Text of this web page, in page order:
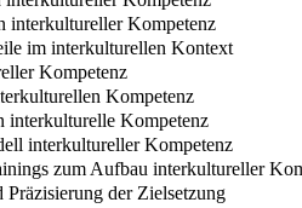
interkultureller Kompetenz
im interkulturellen Kontext
Kompetenz
Kompetenz
interkulturelle Kompetenz
interkultureller Kompetenz
zum Aufbau interkultureller
Präzisierung der Zielsetzung